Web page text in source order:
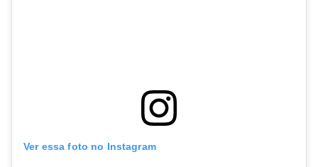
Ver essa foto no Instagram